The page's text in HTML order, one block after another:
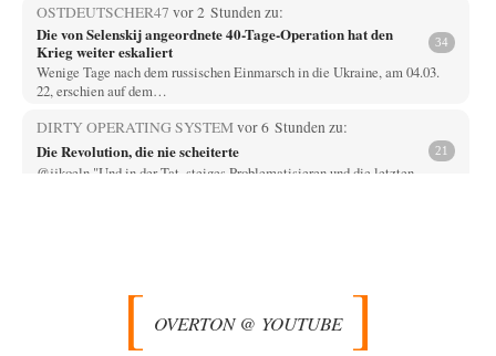
OSTDEUTSCHER47 vor 2 Stunden zu:
Die von Selenskij angeordnete 40-Tage-Operation hat den
Krieg weiter eskaliert
34
Wenige Tage nach dem russischen Einmarsch in die Ukraine, am 04.03.
22, erschien auf dem…
DIRTY OPERATING SYSTEMvor 6 Stunden zu:
Die Revolution, die nie scheiterte 21
@jjkoeln "Und in der Tat, steiges Problematisieren und die letzten
seine Thesen von Ex-US-Präsident Bush…
vor 6 Stunden zu:OVERTON @ YOUTUBE